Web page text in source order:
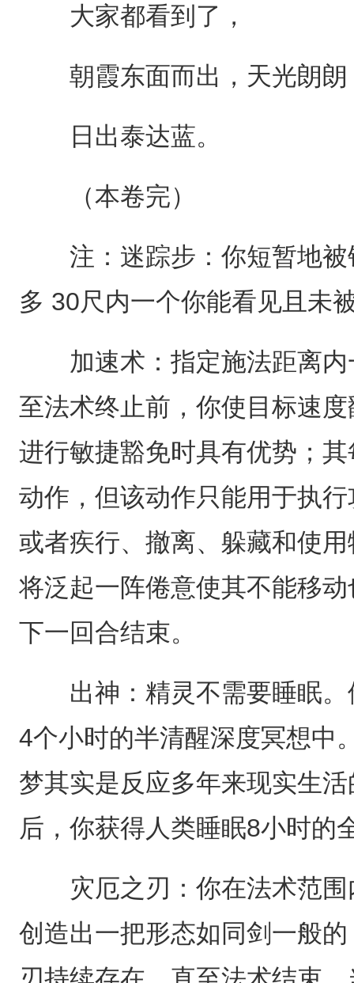
大家都看到了，
朝霞东面而出，天光朗朗
日出泰达蓝。
（本卷完）
注：迷踪步：你短暂地被
多 30尺内一个你能看见且未
加速术：指定施法距离内
至法术终止前，你使目标速
进行敏捷豁免时具有优势；
动作，但该动作只能用于执
或者疾行、撤离、躲藏和使
将泛起一阵倦意使其不能移
下一回合结束。
出神：精灵不需要睡眠。
4个小时的半清醒深度冥想中
梦其实是反应多年来现实生
后，你获得人类睡眠8小时的
灾厄之刃：你在法术范围
创造出一把形态如同剑一般